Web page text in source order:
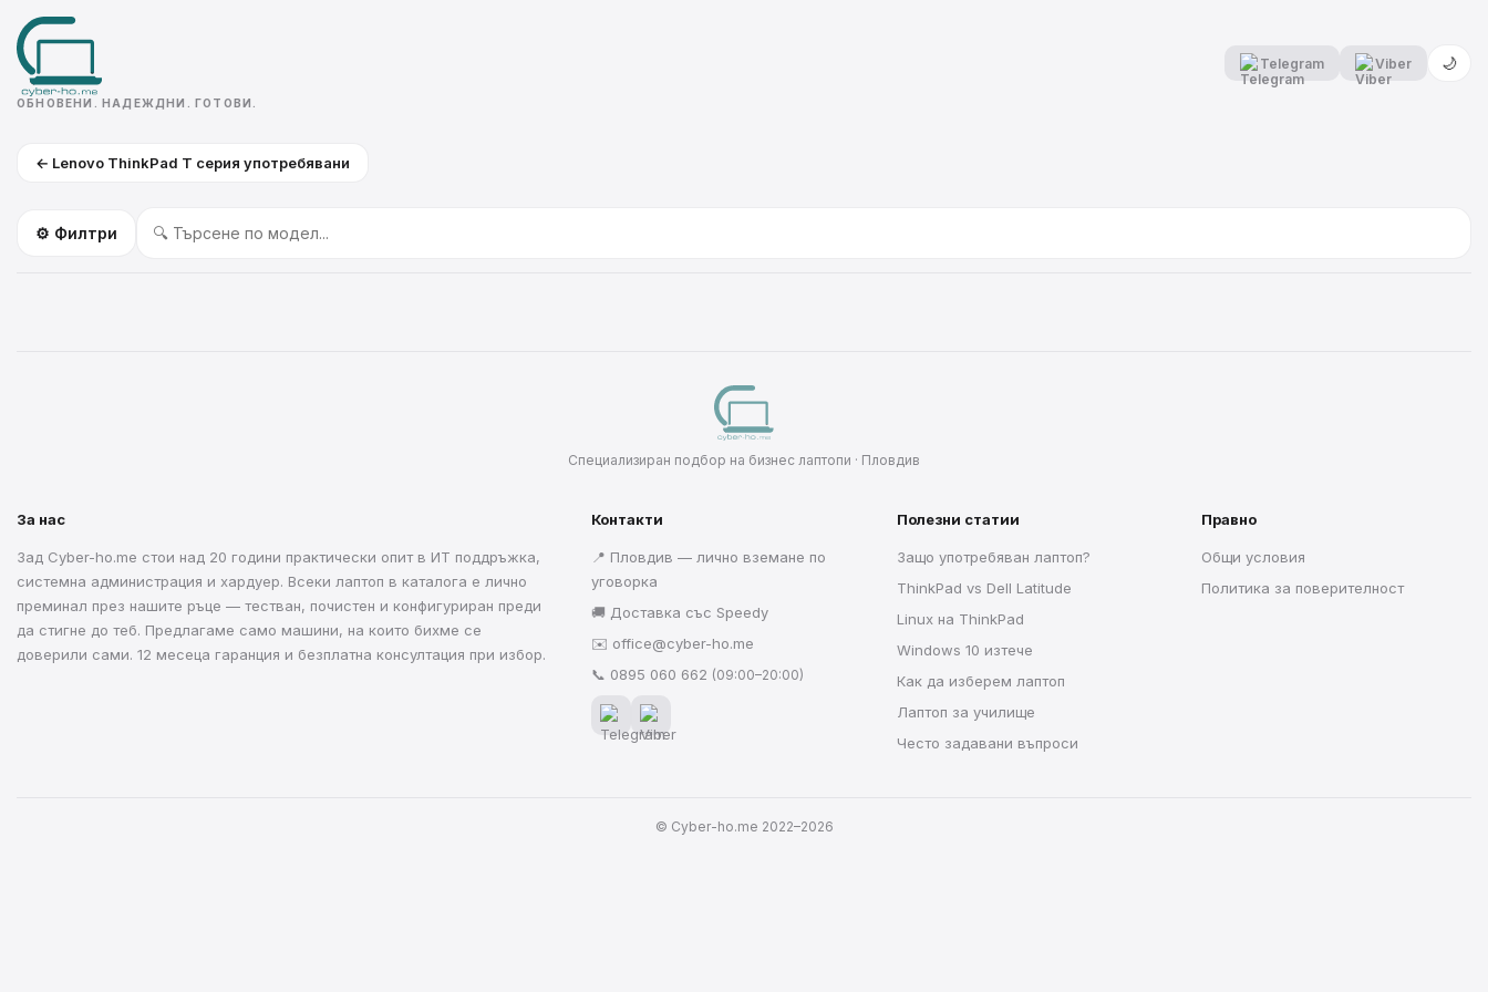
ОБНОВЕНИ. НАДЕЖДНИ. ГОТОВИ.
Telegram Viber 🌙
← Lenovo ThinkPad T серия употребявани
⚙️ Филтри
Специализиран подбор на бизнес лаптопи · Пловдив
За нас
Зад Cyber-ho.me стои над 20 години практически опит в ИТ поддръжка,
системна администрация и хардуер. Всеки лаптоп в каталога е лично
преминал през нашите ръце — тестван, почистен и конфигуриран преди
да стигне до теб. Предлагаме само машини, на които бихме се
доверили сами. 12 месеца гаранция и безплатна консултация при избор.
Контакти
📍 Пловдив — лично вземане по
уговорка
🚚 Доставка със Speedy
✉️ office@cyber-ho.me
📞 0895 060 662 (09:00–20:00)
Полезни статии
Защо употребяван лаптоп?
ThinkPad vs Dell Latitude
Linux на ThinkPad
Windows 10 изтече
Как да изберем лаптоп
Лаптоп за училище
Често задавани въпроси
Правно
Общи условия
Политика за поверителност
© Cyber-ho.me 2022–2026